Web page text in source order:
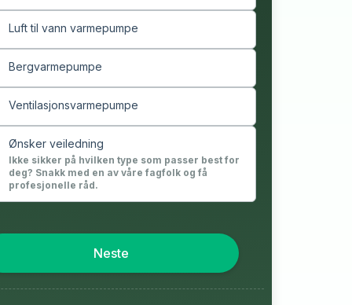
Luft til vann varmepumpe
Bergvarmepumpe
Ventilasjonsvarmepumpe
Ønsker veiledning
Ikke sikker på hvilken type som passer best for
deg? Snakk med en av våre fagfolk og få
profesjonelle råd.
Neste